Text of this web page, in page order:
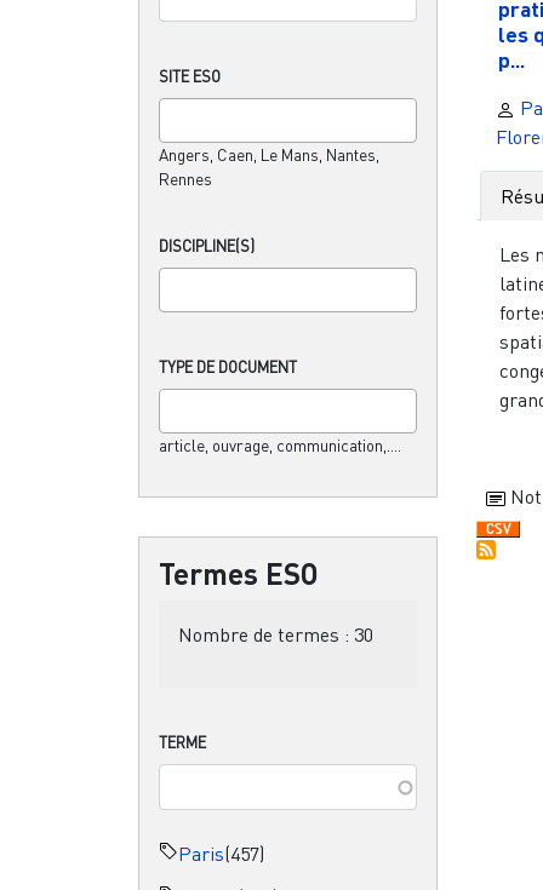
SITE ESO
Angers, Caen, Le Mans, Nantes,
Rennes
DISCIPLINE(S)
TYPE DE DOCUMENT
article, ouvrage, communication,....
Termes ESO
Nombre de termes : 30
TERME
Paris(457)
les
p...
Les